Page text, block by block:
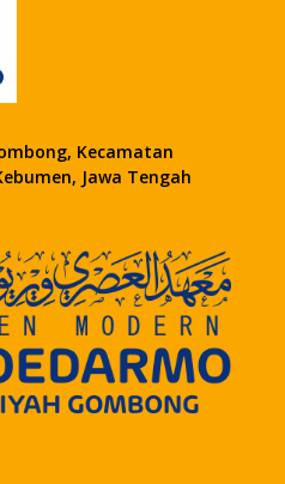
Kecamatan
Jawa Tengah